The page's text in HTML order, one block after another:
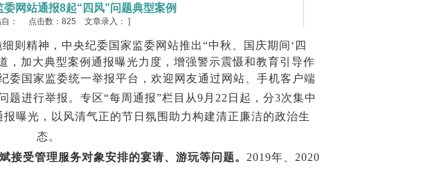
委网站通报8起“四风”问题典型案例
： 点击数： 825 文章录入： ]
则精神，中央纪委国家监委网站推出“中秋、国庆期间‘四
，加大典型案例通报曝光力度，增强警示震慑和教育引导作
委国家监委统一举报平台，欢迎网友通过网站、手机客户端
题进行举报。专区“每周通报”栏目从9 月 22 日起，分3次集中
曝光，以风清气正的节日氛围助力构建清正廉洁的政治生
态。
接受管理服务对象安排的宴请、游玩等问题。 2019年、 2020